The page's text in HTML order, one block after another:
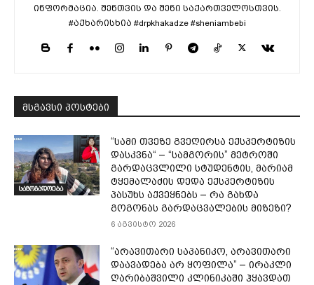
ინფორმაცია. შენთვის და შენი საქართველოსთვის.
#აქხარისხია #drpkhakadze #sheniambebi
მსგავსი პოსტები
საზოგადოება
“სამი თვე­ზე გვე­ღირ­სა ექ­სპერ­ტი­ზის
დას­კვნა“ – “სამგორის” მეტროში
გარდაცვლილი სტუდენტის, მარიამ
ტყემალაძის დედა ექსპერტიზის
პასუხს აქვეყნებს – რა გახდა
გოგონას გარდაცვალების მიზეზი?
6 აგვისტო 2026
“არავითარი საპანიკო, არავითარი
დაავადება არ ყოფილა” – ირაკლი
ღარიბაშვილი კლინიკაში ჰყავდათ